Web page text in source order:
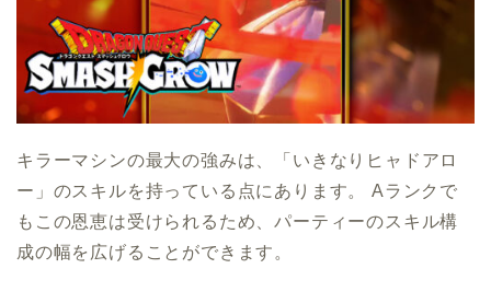
キラーマシンの最大の強みは、「いきなりヒャドアロ
ー」のスキルを持っている点にあります。 Aランクで
もこの恩恵は受けられるため、パーティーのスキル構
成の幅を広げることができます。